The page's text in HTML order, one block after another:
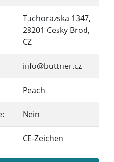
Tuchorazska 1347,
28201 Cesky Brod,
CZ
info@buttner.cz
Peach
Nein
CE-Zeichen